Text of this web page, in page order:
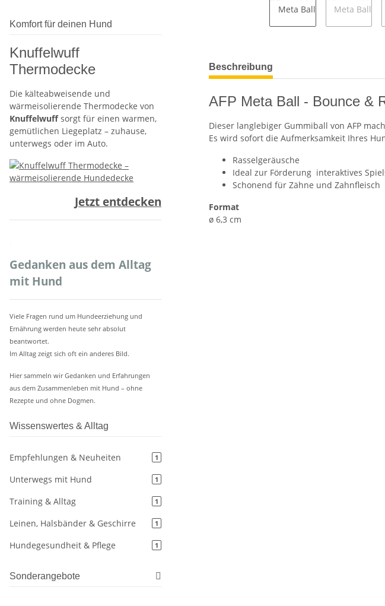
weitere Registerkarten anzeigen
Beschreibung
AFP Meta Ball - Bounce &
Dieser langlebiger Gummiball von AFP
Es wird sofort die Aufmerksamkeit Ihres
Rasselgeräusche
Ideal zur Förderung interaktives
Schonend für Zähne und Zahnfleisch
Format
ø 6,3 cm
Komfort für deinen Hund
Knuffelwuff
Thermodecke
Die kälteabweisende und
wärmeisolierende Thermodecke von
Knuffelwuffsorgt für einen warmen,
gemütlichen Liegeplatz – zuhause,
unterwegs oder im Auto.
Jetzt entdecken
Gedanken aus dem Alltag
mit Hund
Viele Fragen rund um Hundeerziehung und
Ernährung werden heute sehr absolut
beantwortet.
Im Alltag zeigt sich oft ein anderes Bild.
Hier sammeln wir Gedanken und Erfahrungen
aus dem Zusammenleben mit Hund – ohne
Rezepte und ohne Dogmen.
Wissenswertes & Alltag
Empfehlungen & Neuheiten 1
Unterwegs mit Hund 1
Training & Alltag 1
Leinen, Halsbänder & Geschirre 1
Hundegesundheit & Pflege 1
Sonderangebote